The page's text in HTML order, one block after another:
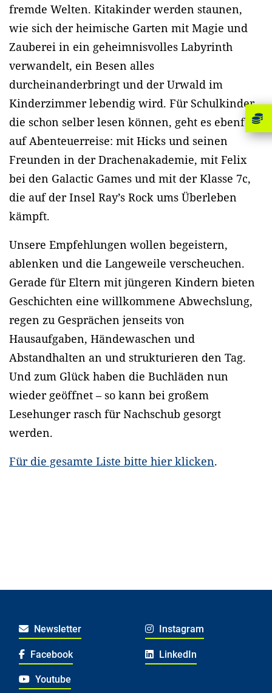
fremde Welten. Kitakinder werden staunen,
wie sich der heimische Garten mit Magie und
Zauberei in ein geheimnisvolles Labyrinth
verwandelt, ein Besen alles
durcheinanderbringt und der Urwald im
Kinderzimmer lebendig wird. Für Schulkinder,
die schon selber lesen können, geht es ebenfalls
auf Abenteuerreise: mit Hicks und seinen
Freunden in der Drachenakademie, mit Felix
bei den Galactic Games und mit der Klasse 7c,
die auf der Insel Ray’s Rock ums Überleben
kämpft.
Unsere Empfehlungen wollen begeistern,
ablenken und die Langeweile verscheuchen.
Gerade für Eltern mit jüngeren Kindern bieten
Geschichten eine willkommene Abwechslung,
regen zu Gesprächen jenseits von
Hausaufgaben, Händewaschen und
Abstandhalten an und strukturieren den Tag.
Und zum Glück haben die Buchläden nun
wieder geöffnet – so kann bei großem
Lesehunger rasch für Nachschub gesorgt
werden.
Für die gesamte Liste bitte hier klicken.
Newsletter Instagram
Facebook LinkedIn
Youtube